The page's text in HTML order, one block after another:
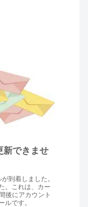
新できませ
到着しました。
。これは、カー
後にアカウント
ルです。